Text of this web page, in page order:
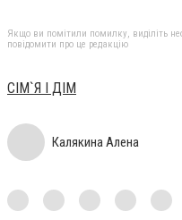
Якщо ви помітили помилку, виділіть
повідомити про це редакцію
СІМ`Я І ДІМ
Калякина Алена